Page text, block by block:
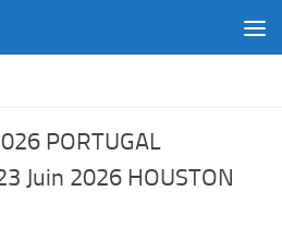
PORTUGAL
Juin 2026 HOUSTON